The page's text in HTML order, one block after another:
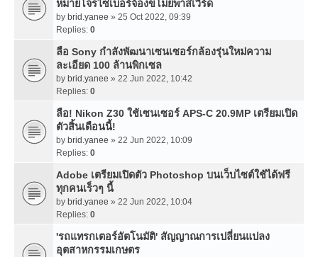
หมายโจรไซเบอร์จ้องขโมยพาสเวิร์ด
by brid.yanee » 25 Oct 2022, 09:39
Replies: 0
ลือ Sony กำลังพัฒนาเซนเซอร์กล้องรุ่นใหม่ความ
ละเอียด 100 ล้านพิกเซล
by brid.yanee » 22 Jun 2022, 10:42
Replies: 0
ลือ! Nikon Z30 ใช้เซนเซอร์ APS-C 20.9MP เตรียมเปิด
ตัวสิ้นเดือนนี้!
by brid.yanee » 22 Jun 2022, 10:09
Replies: 0
Adobe เตรียมเปิดตัว Photoshop บนเว็บไซต์ใช้ได้ฟรี
ทุกคนเร็วๆ นี้
by brid.yanee » 22 Jun 2022, 10:04
Replies: 0
'รถแทรกเตอร์อัตโนมัติ' สัญญาณการเปลี่ยนแปลง
อุตสาหกรรมเกษตร